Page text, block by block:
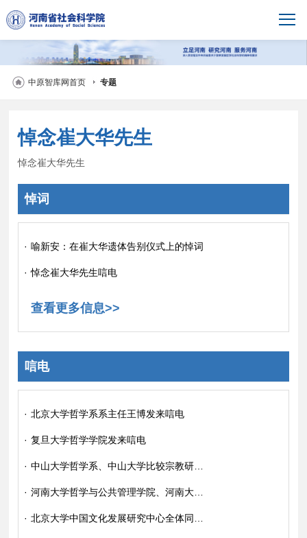
中原智库网首页 专题
悼念崔大华先生
悼念崔大华先生
悼词
· 喻新安：在崔大华遗体告别仪式上的悼词
· 悼念崔大华先生唁电
查看更多信息>>
唁电
· 北京大学哲学系系主任王博发来唁电
· 复旦大学哲学学院发来唁电
· 中山大学哲学系、中山大学比较宗教研究所发来唁电
· 河南大学哲学与公共管理学院、河南大学哲学系发来唁电
· 北京大学中国文化发展研究中心全体同仁发来唁电